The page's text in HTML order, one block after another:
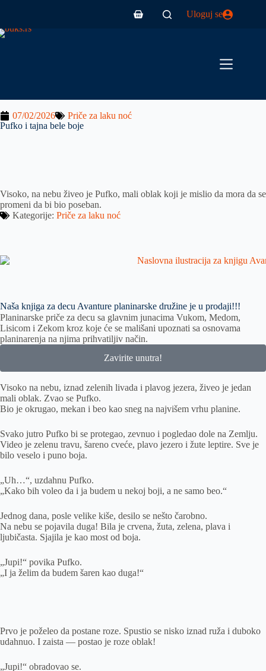
Uloguj se
07/02/2026
Priče za laku noć
Pufko i tajna bele boje
Visoko, na nebu živeo je Pufko, mali oblak koji je mislio da mora da se
promeni da bi bio poseban.
Kategorije: Priče za laku noć
Naša knjiga za decu Avanture planinarske družine je u prodaji!!!
Planinarske priče za decu sa glavnim junacima Vukom, Medom,
Lisicom i Zekom kroz koje će se mališani upoznati sa osnovama
planinarenja na njima prihvatiljiv način.
Zavirite unutra!
Visoko na nebu, iznad zelenih livada i plavog jezera, živeo je jedan
mali oblak. Zvao se Pufko.
Bio je okrugao, mekan i beo kao sneg na najvišem vrhu planine.
Svako jutro Pufko bi se proteg­ao, zevnuo i pogledao dole na Zemlju.
Video je zelenu travu, šareno cveće, plavo jezero i žute leptire. Sve je
bilo veselo i puno boja.
„Uh…“, uzdahnu Pufko.
„Kako bih voleo da i ja budem u nekoj boji, a ne samo beo.“
Jednog dana, posle velike kiše, desilo se nešto čarobno.
Na nebu se pojavila duga! Bila je crvena, žuta, zelena, plava i
ljubičasta. Sjajila je kao most od boja.
„Jupi!“ povika Pufko.
„I ja želim da budem šaren kao duga!“
Prvo je poželeo da postane roze. Spustio se nisko iznad ruža i duboko
udahnuo. I zaista — postao je roze oblak!
„Jupi!“ obradovao se.